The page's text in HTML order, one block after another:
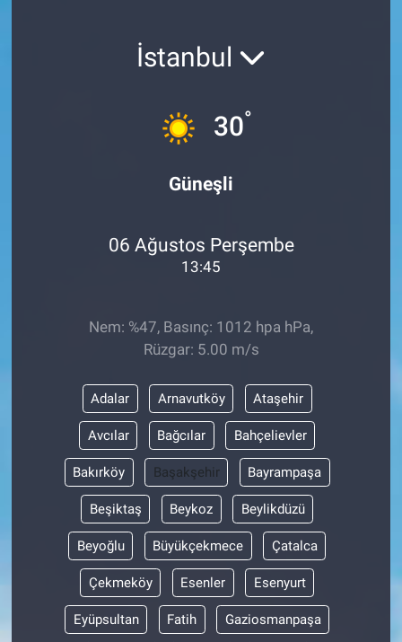
İstanbul
30°
Güneşli
06 Ağustos Perşembe
13:45
Nem: %47, Basınç: 1012 hpa hPa,
Rüzgar: 5.00 m/s
Adalar Arnavutköy Ataşehir
Avcılar Bağcılar Bahçelievler
Bakırköy Başakşehir Bayrampaşa
Beşiktaş Beykoz Beylikdüzü
Beyoğlu Büyükçekmece Çatalca
Çekmeköy Esenler Esenyurt
Eyüpsultan Fatih Gaziosmanpaşa